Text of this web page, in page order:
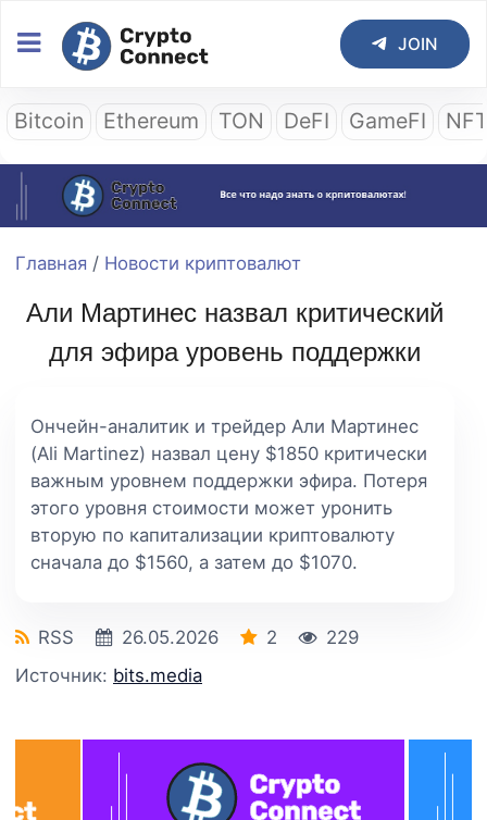
JOIN
Bitcoin Ethereum TON DeFI GameFI
Главная / Новости криптовалют
Али Мартинес назвал критический
для эфира уровень поддержки
Ончейн-аналитик и трейдер Али Мартинес
(Ali Martinez) назвал цену $1850 критически
важным уровнем поддержки эфира. Потеря
этого уровня стоимости может уронить
вторую по капитализации криптовалюту
сначала до $1560, а затем до $1070.
RSS 26.05.2026 2
229
Источник: bits.media